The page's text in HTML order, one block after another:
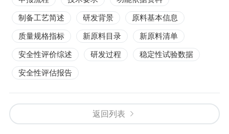
制备工艺简述 研发背景 原料基本信息
质量规格指标 新原料目录 新原料清单
安全性评价综述 研发过程 稳定性试验数据
安全性评估报告
返回列表